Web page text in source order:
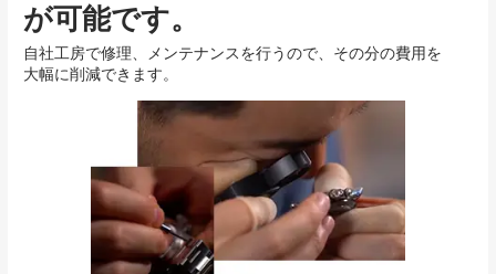
が可能です。
自社工房で修理、メンテナンスを行うので、その分の費用を
大幅に削減できます。